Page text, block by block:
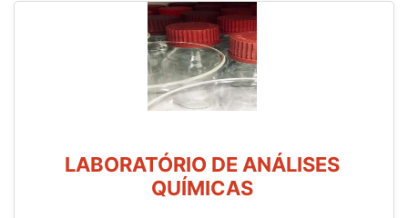
LABORATÓRIO DE ANÁLISES
QUÍMICAS